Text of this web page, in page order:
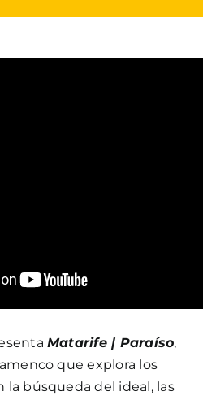
Matarife | Paraíso,
que explora los
la búsqueda del ideal, las